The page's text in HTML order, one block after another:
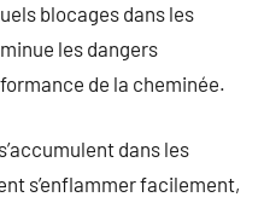
blocages dans les
les dangers
de la cheminée.
dans les
s’enflammer facilement,